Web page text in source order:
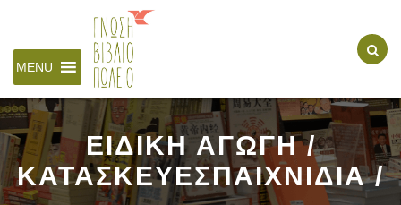
MENU
ΕΙΔΙΚΗ ΑΓΩΓΗ /
ΚΑΤΑΣΚΕΥΕΣΠΑΙΧΝΙΔΙΑ /